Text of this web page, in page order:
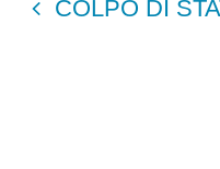
COLPO DI